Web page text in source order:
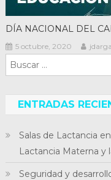
DÍA NACIONAL DEL
5 octubre, 2020
ENTRADAS
Salas de Lactancia
Lactancia Materna y
Seguridad y